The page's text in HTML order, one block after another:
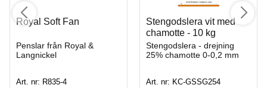
Royal Soft Fan
Penslar från Royal &
Langnickel
Art. nr: R835-4
Stengodslera vit med
chamotte - 10 kg
Stengodslera - drejning
25% chamotte 0-0,2 mm
Art. nr: KC-GSSG254